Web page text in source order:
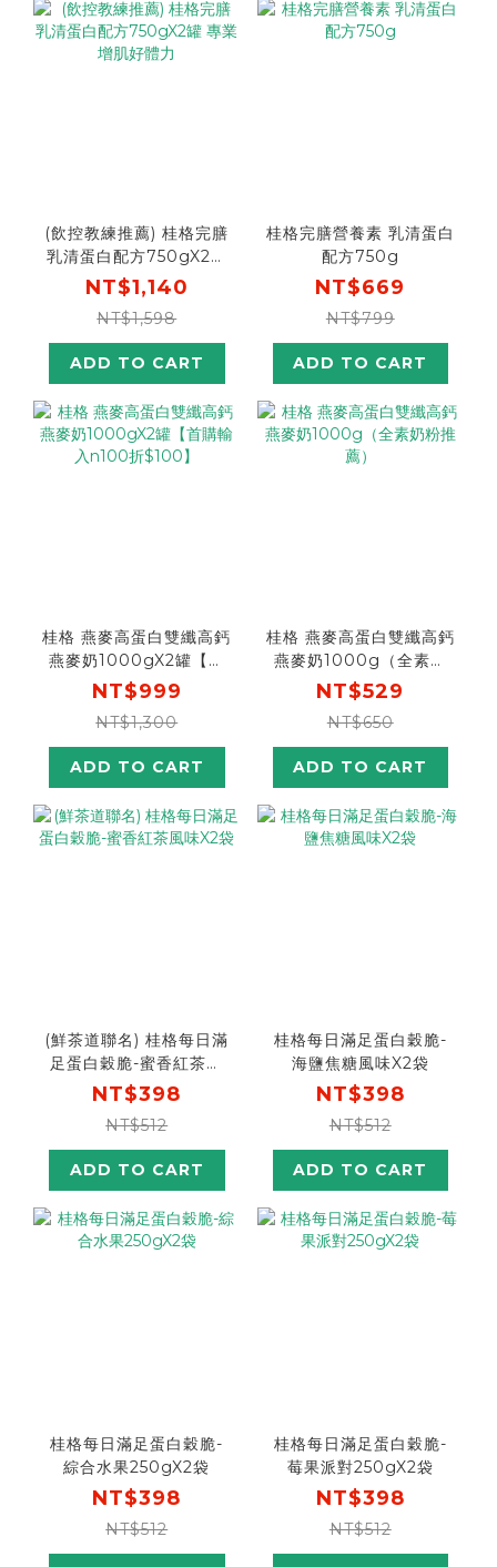
(飲控教練推薦) 桂格完膳
乳清蛋白配方750gX2罐
專業增肌好體力
NT$1,140
NT$1,598
ADD TO CART
桂格完膳營養素 乳清蛋白
配方750g
NT$669
NT$799
ADD TO CART
桂格 燕麥高蛋白雙纖高鈣
燕麥奶1000gX2罐【首
購輸入n100折$100】
NT$999
NT$1,300
ADD TO CART
桂格 燕麥高蛋白雙纖高鈣
燕麥奶1000g（全素奶
粉推薦）
NT$529
NT$650
ADD TO CART
(鮮茶道聯名) 桂格每日滿
足蛋白穀脆-蜜香紅茶風
味X2袋
NT$398
NT$512
ADD TO CART
桂格每日滿足蛋白穀脆-
海鹽焦糖風味X2袋
NT$398
NT$512
ADD TO CART
桂格每日滿足蛋白穀脆-
綜合水果250gX2袋
NT$398
NT$512
桂格每日滿足蛋白穀脆-
莓果派對250gX2袋
NT$398
NT$512